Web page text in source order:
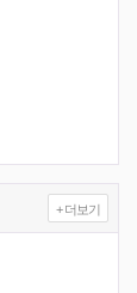
+ 더보기